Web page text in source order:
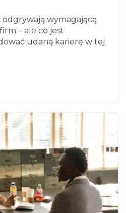
odgrywają wymagającą
– ale co jest
udaną karierę w tej